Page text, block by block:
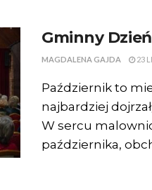
Gminny
MAGDALENA GAJDA 23
Październik to
najbardziej
W sercu
października,